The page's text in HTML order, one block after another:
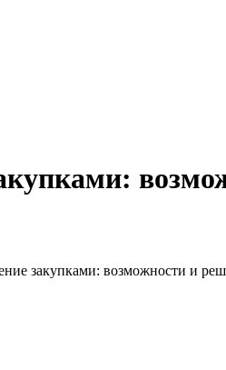
закупками: возможности и